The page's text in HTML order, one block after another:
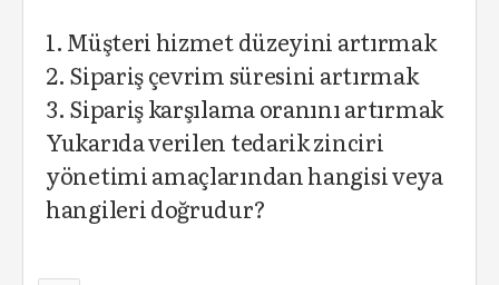
1. Müşteri hizmet düzeyini artırmak
2. Sipariş çevrim süresini artırmak
3. Sipariş karşılama oranını artırmak
Yukarıda verilen tedarik zinciri
yönetimi amaçlarından hangisi veya
hangileri doğrudur?